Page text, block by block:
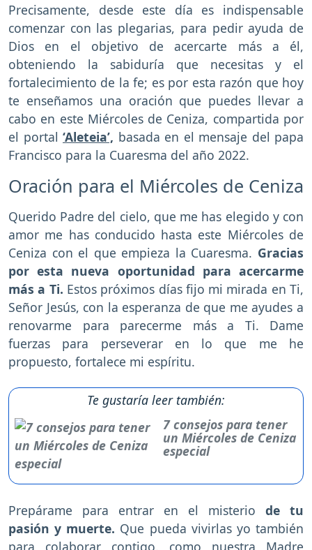
Precisamente, desde este día es indispensable
comenzar con las plegarias, para pedir ayuda de
Dios en el objetivo de acercarte más a él,
obteniendo la sabiduría que necesitas y el
fortalecimiento de la fe; es por esta razón que hoy
te enseñamos una oración que puedes llevar a
cabo en este Miércoles de Ceniza, compartida por
el portal ‘Aleteia’, basada en el mensaje del papa
Francisco para la Cuaresma del año 2022.
Oración para el Miércoles de Ceniza
Querido Padre del cielo, que me has elegido y con
amor me has conducido hasta este Miércoles de
Ceniza con el que empieza la Cuaresma. Gracias
por esta nueva oportunidad para acercarme
más a Ti. Estos próximos días fijo mi mirada en Ti,
Señor Jesús, con la esperanza de que me ayudes a
renovarme para parecerme más a Ti. Dame
fuerzas para perseverar en lo que me he
propuesto, fortalece mi espíritu.
Te gustaría leer también:
7 consejos para tener
un Miércoles de Ceniza
especial
Prepárame para entrar en el misterio de tu
pasión y muerte. Que pueda vivirlas yo también
para colaborar contigo, como nuestra Madre